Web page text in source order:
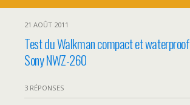
21 AOÛT 2011
Test du Walkman compact et waterproof
Sony NWZ-260
3 RÉPONSES